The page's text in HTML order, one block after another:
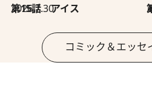
2026.7.30
第15話 アイス
コミック＆エッセ